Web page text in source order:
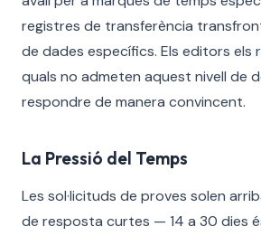
registres de transferència
de dades específics. Els editors els
quals no admeten aquest nivell de
respondre de manera convincent.
La Pressió del Temps
Les sol·licituds de proves solen
de resposta curtes — 14 a 30 dies